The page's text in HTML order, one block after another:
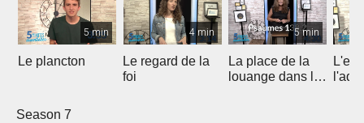
5 min
Le plancton
4 min
Le regard de la
foi
5 min
La place de la
louange dans la
Season 7